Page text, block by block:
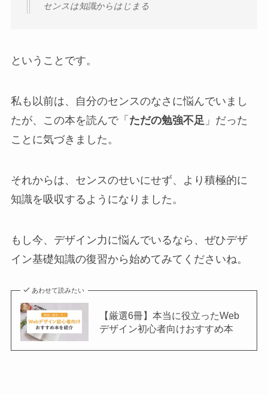
センスは知識からはじまる
ということです。
私も以前は、自分のセンスのなさに悩んでいまし
たが、この本を読んで「 ただの勉強不足」だった
ことに気づきました。
それからは、センスのせいにせず、より積極的に
知識を吸収するようになりました。
もし今、デザイン力に悩んでいるなら、ぜひデザ
イン基礎知識の復習から始めてみてくださいね。
あわせて読みたい
【厳選6冊】本当に役立ったWeb
デザイン初心者向けおすすめ本